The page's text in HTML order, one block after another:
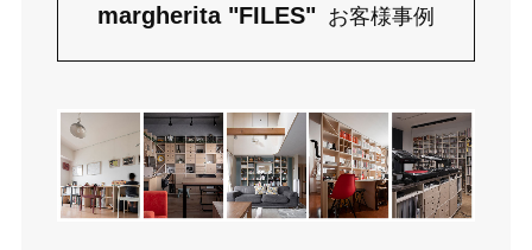
margherita "FILES" お客様事例